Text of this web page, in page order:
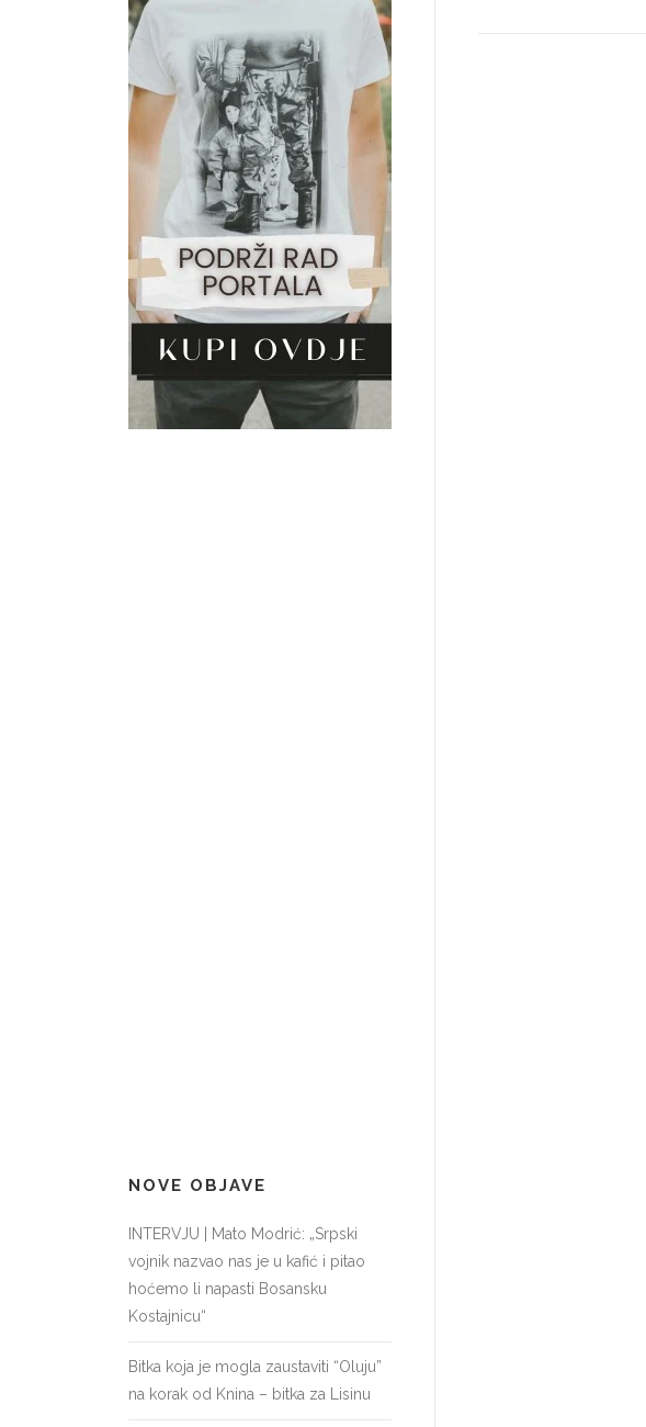
NOVE OBJAVE
INTERVJU | Mato Modrić: „Srpski
vojnik nazvao nas je u kafić i pitao
hoćemo li napasti Bosansku
Kostajnicu“
Bitka koja je mogla zaustaviti “Oluju”
na korak od Knina – bitka za Lisinu